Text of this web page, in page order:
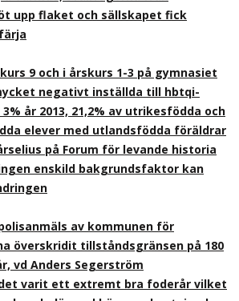
upp flaket och sällskapet fick
9 och i årskurs 1-3 på gymnasiet
negativt inställda till hbtqi-
år 2013, 21,2% av utrikesfödda och
elever med utlandsfödda föräldrar
på Forum för levande historia
enskild bakgrundsfaktor kan
av kommunen för
överskridit tillståndsgränsen på 180
vd Anders Segerström
varit ett extremt bra foderår vilket